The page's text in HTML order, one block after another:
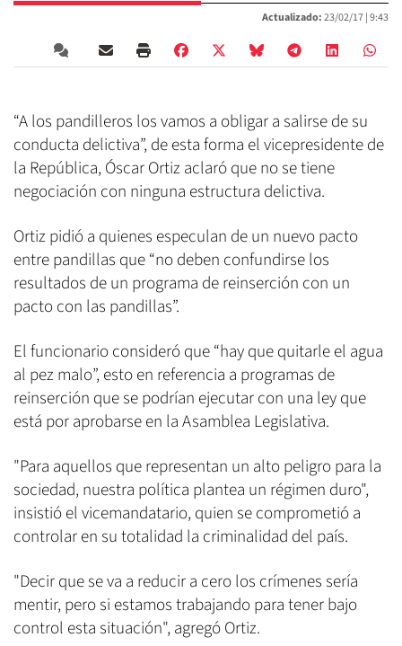
Actualizado:23/02/17 |9:43
“A los pandilleros los vamos a obligar a salirse de su
conducta delictiva”, de esta forma el vicepresidente de
la República, Óscar Ortiz aclaró que no se tiene
negociación con ninguna estructura delictiva.
Ortiz pidió a quienes especulan de un nuevo pacto
entre pandillas que “no deben confundirse los
resultados de un programa de reinserción con un
pacto con las pandillas”.
El funcionario consideró que “hay que quitarle el agua
al pez malo”, esto en referencia a programas de
reinserción que se podrían ejecutar con una ley que
está por aprobarse en la Asamblea Legislativa.
"Para aquellos que representan un alto peligro para la
sociedad, nuestra política plantea un régimen duro",
insistió el vicemandatario, quien se comprometió a
controlar en su totalidad la criminalidad del país.
"Decir que se va a reducir a cero los crímenes sería
mentir, pero si estamos trabajando para tener bajo
control esta situación", agregó Ortiz.